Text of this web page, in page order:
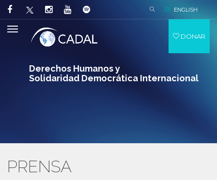
Derechos Humanos y
Solidaridad Democrática Internacional
ENGLISH
DONAR
PRENSA